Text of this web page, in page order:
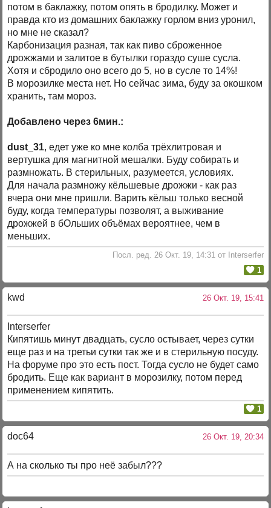
потом в баклажку, потом опять в бродилку. Может и
правда кто из домашних баклажку горлом вниз уронил,
но мне не сказал?
Карбонизация разная, так как пиво сброженное
дрожжами и залитое в бутылки гораздо суше сусла.
Хотя и сбродило оно всего до 5, но в сусле то 14%!
В морозилке места нет. Но сейчас зима, буду за окошком
хранить, там мороз.
Добавлено через 6мин.:
dust_31, едет уже ко мне колба трёхлитровая и
вертушка для магнитной мешалки. Буду собирать и
размножать. В стерильных, разумеется, условиях.
Для начала размножу кёльшевые дрожжи - как раз
вчера они мне пришли. Варить кёльш только весной
буду, когда температуры позволят, а выживание
дрожжей в бОльших объёмах вероятнее, чем в
меньших.
Посл. ред. 26 Окт. 19, 14:31 от Interserfer
1
kwd 26 Окт. 19, 15:41
Interserfer
Кипятишь минут двадцать, сусло остывает, через сутки
еще раз и на третьи сутки так же и в стерильную посуду.
На форуме про это есть пост. Тогда сусло не будет само
бродить. Еще как вариант в морозилку, потом перед
применением кипятить.
1
doc64 26 Окт. 19, 20:34
А на сколько ты про неё забыл???